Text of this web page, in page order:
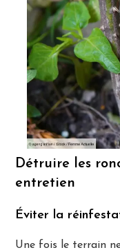
Détruire les
entretien
Éviter la
Une fois le terrain